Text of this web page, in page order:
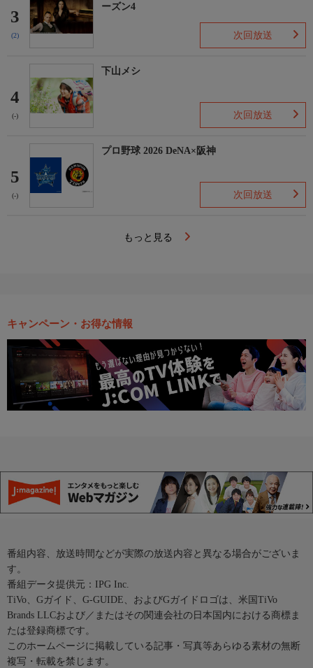
3
(2)
ーズン4
次回放送
4
(-)
下山メシ
次回放送
5
(-)
プロ野球 2026 DeNA×阪神
次回放送
もっと見る
キャンペーン・お得な情報
番組内容、放送時間などが実際の放送内容と異なる場合がございま
す。
番組データ提供元：IPG Inc.
TiVo、Gガイド、G-GUIDE、およびGガイドロゴは、米国TiVo
Brands LLCおよび／またはその関連会社の日本国内における商標ま
たは登録商標です。
このホームページに掲載している記事・写真等あらゆる素材の無断
複写・転載を禁じます。